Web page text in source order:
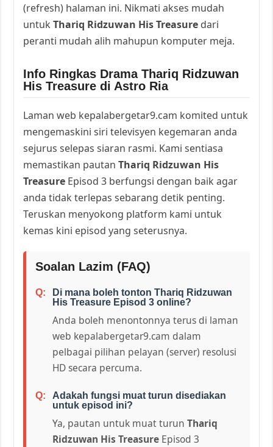
(refresh) halaman ini. Nikmati akses mudah
untukThariq Ridzuwan His Treasure dari
peranti mudah alih mahupun komputer meja.
Info Ringkas Drama Thariq Ridzuwan
His Treasure di Astro Ria
Laman web kepalabergetar9.cam komited untuk
mengemaskini siri televisyen kegemaran anda
sejurus selepas siaran rasmi. Kami sentiasa
memastikan pautanThariq Ridzuwan His
Treasure Episod 3 berfungsi dengan baik agar
anda tidak terlepas sebarang detik penting.
Teruskan menyokong platform kami untuk
kemas kini episod yang seterusnya.
Soalan Lazim (FAQ)
Di mana boleh tonton Thariq Ridzuwan
His Treasure Episod 3 online?
Anda boleh menontonnya terus di laman
web kepalabergetar9.cam dalam
pelbagai pilihan pelayan (server) resolusi
HD secara percuma.
Adakah fungsi muat turun disediakan
untuk episod ini?
Ya, pautan untuk muat turunThariq
Ridzuwan His Treasure Episod 3